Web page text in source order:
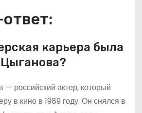
карьера была
— российский актер, который
в кино в 1989 году. Он снялся в